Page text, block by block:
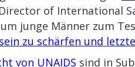
of International
junge Männer zum
zu schärfen und
von UNAIDS sind in